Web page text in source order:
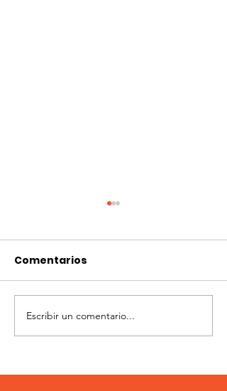
Flint modalidad
campo
Comentarios
Escribir un comentario...